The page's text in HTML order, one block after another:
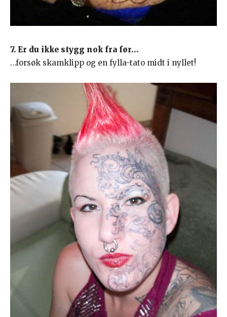
7. Er du ikke stygg nok fra før…
…forsøk skamklipp og en fylla-tato midt i nyllet!